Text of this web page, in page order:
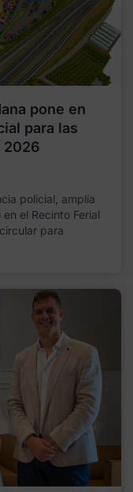
pone en
para las
2026
policial, amplía
el Recinto Ferial
para